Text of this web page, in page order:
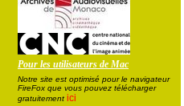
Pour les utilisateurs de Mac
Notre site est optimisé pour le navigateur
FireFox que vous pouvez télécharger
gratuitement ici